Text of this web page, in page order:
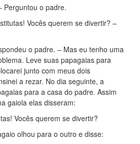
o padre.
Vocês querem se divertir? –
o padre. – Mas eu tenho uma
Leve suas papagaias para
junto com meus dois
a rezar. No dia seguinte, a
para a casa do padre. Assim
gaiola elas disseram:
Vocês querem se divertir?
olhou para o outro e disse: